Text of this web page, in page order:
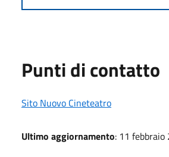
Punti di contatto
Sito Nuovo Cineteatro
Ultimo aggiornamento: 11